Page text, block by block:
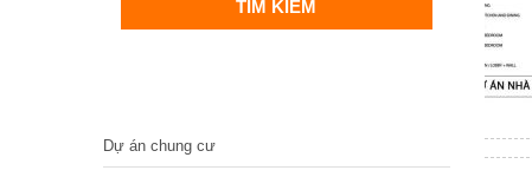
Dự án chung cư